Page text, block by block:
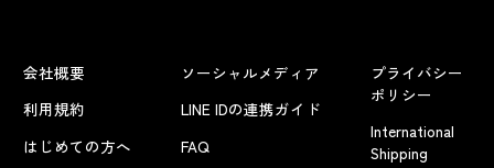
会社概要
利用規約
はじめての方へ
ソーシャルメディア
LINE IDの連携ガイド
FAQ
プライバシー
ポリシー
International
Shipping